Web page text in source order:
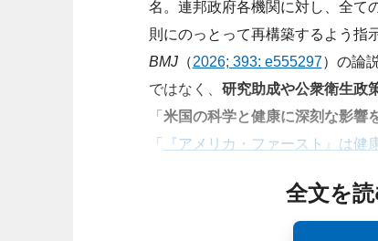
名。連邦政府各機関に対し、全て
則にのっとって再構築するよう指
BMJ（2026; 393: e555297）の論
ではなく、 研究助成や公衆衛生政
「 米国の科学と健康に深刻な影響
「
『アメリカ・ファースト』は健
全文を